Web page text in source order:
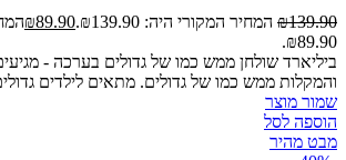
₪139.90 המחיר המקורי היה: ₪139.90. ₪89.90
₪89.90.
ביליארד שולחן ממש כמו של גדולים בערכה -
והמקלות ממש כמו של גדולים. מתאים לילדים
שמור מוצר
הוספה לסל
מבט מהיר